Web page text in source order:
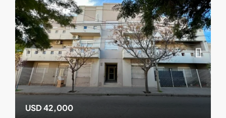
USD 42,000